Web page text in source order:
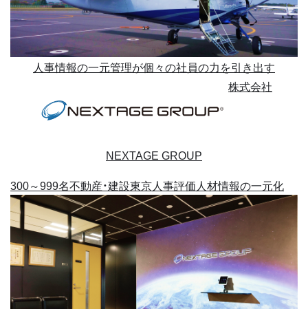
人事情報の一元管理が個々の社員の力を引き出す
株式会社
NEXTAGE GROUP
300～999名不動産・建設東京人事評価人材情報の一元化